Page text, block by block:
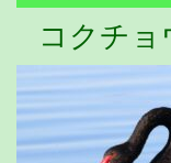
コクチョ